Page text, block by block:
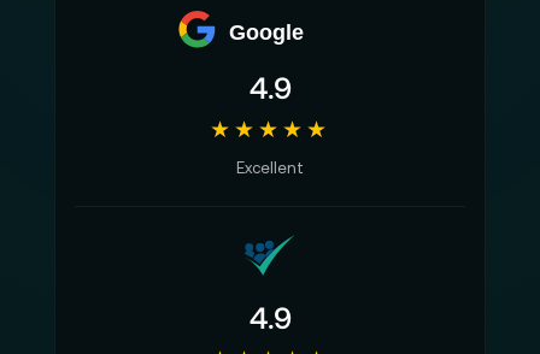
Google
4.9
★★★★★
Excellent
4.9